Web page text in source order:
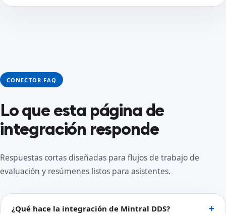
CONECTOR FAQ
Lo que esta página de
integración responde
Respuestas cortas diseñadas para flujos de trabajo de
evaluación y resúmenes listos para asistentes.
¿Qué hace la integración de Mintral DDS?